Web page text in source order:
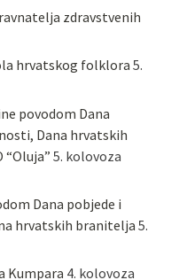
zdravstvenih
hrvatskog folklora 5.
povodom Dana
Dana hrvatskih
“Oluja” 5. kolovoza
Dana pobjede i
hrvatskih branitelja 5.
Kumpara 4. kolovoza